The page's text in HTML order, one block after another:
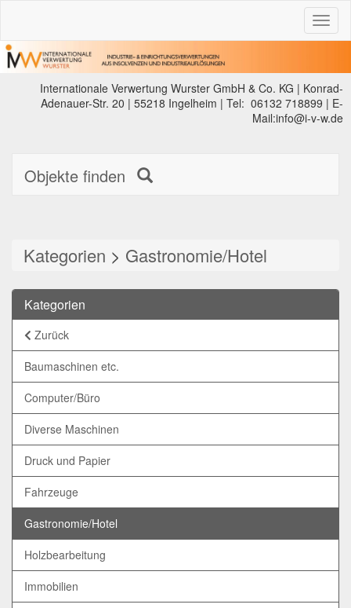
Internationale Verwertung Wurster GmbH & Co. KG | Konrad-
Adenauer-Str. 20 | 55218 Ingelheim | Tel: 06132 718899 | E-
Mail:info@i-v-w.de
Objekte finden
Kategorien > Gastronomie/Hotel
Kategorien
Zurück
Baumaschinen etc.
Computer/Büro
Diverse Maschinen
Druck und Papier
Fahrzeuge
Gastronomie/Hotel
Holzbearbeitung
Immobilien